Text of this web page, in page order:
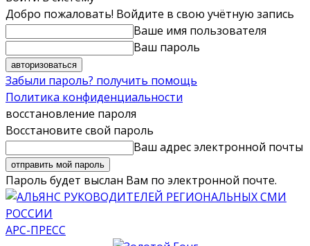
Добро пожаловать! Войдите в свою учётную запись
Ваше имя пользователя
Ваш пароль
Забыли пароль? получить помощь
Политика конфиденциальности
восстановление пароля
Восстановите свой пароль
Ваш адрес электронной почты
Пароль будет выслан Вам по электронной почте.
АРС-ПРЕСС